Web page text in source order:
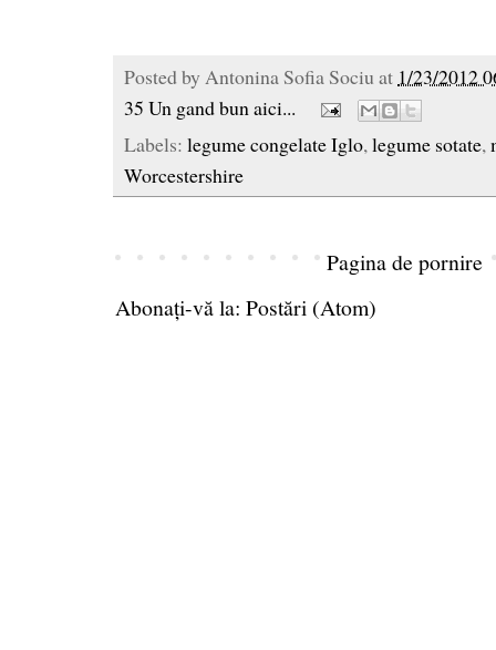
Posted by Antonina Sofia Sociu at 1/23/2012
35 Un gand bun aici...
Labels: legume congelate Iglo, legume sotate,
Worcestershire
Pagina de pornire
Abonați-vă la: Postări (Atom)